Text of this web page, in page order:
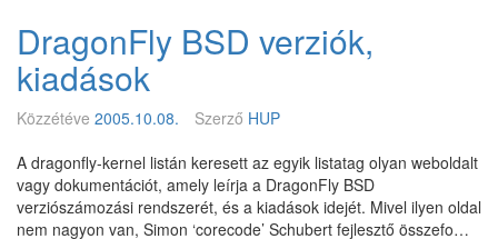
e
S
u
m
e
r
o
f
D
P
r
v
c
y
G
u
DragonFly BSD verziók,
kiadások
Közzétéve 2005.10.08. Szerző HUP
A dragonfly-kernel listán keresett az egyik listatag olyan weboldalt
vagy dokumentációt, amely leírja a DragonFly BSD
verziószámozási rendszerét, és a kiadások idejét. Mivel ilyen oldal
nem nagyon van, Simon ‘corecode’ Schubert fejlesztő összefo…